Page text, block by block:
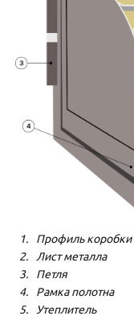
Профиль коробки
Лист металла
Петля
Рамка полотна
Утеплитель